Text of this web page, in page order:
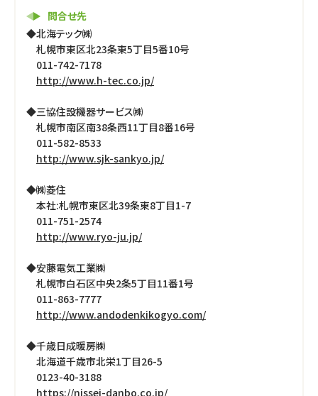
問合せ先
◆北海テック㈱
札幌市東区北23条東5丁目5番10号
011-742-7178
http://www.h-tec.co.jp/
◆三協住設機器サービス㈱
札幌市南区南38条西11丁目8番16号
011-582-8533
http://www.sjk-sankyo.jp/
◆㈱菱住
本社:札幌市東区北39条東8丁目1-7
011-751-2574
http://www.ryo-ju.jp/
◆安藤電気工業㈱
札幌市白石区中央2条5丁目11番1号
011-863-7777
http://www.andodenkikogyo.com/
◆千歳日成暖房㈱
北海道千歳市北栄1丁目26-5
0123-40-3188
https://nissei-danbo.co.jp/